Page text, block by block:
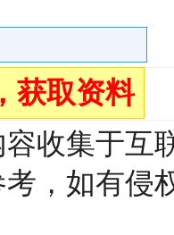
获取资料
收集于互
，如有侵